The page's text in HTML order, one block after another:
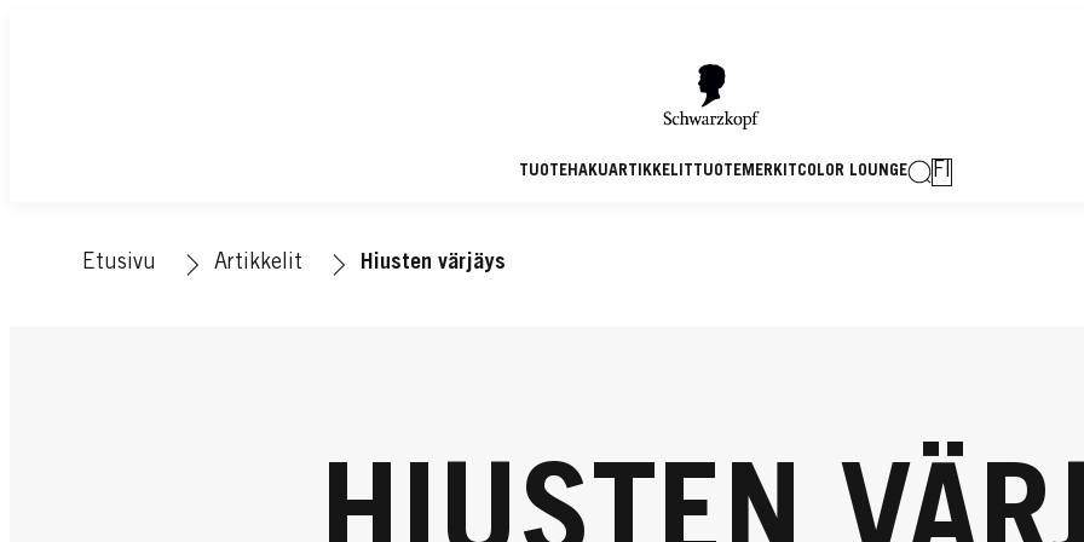
TUOTEHAKUARTIKKELIT TUOTEMERKIT COLOR LOUNGE FI
Etusivu Artikkelit Hiusten värjäys